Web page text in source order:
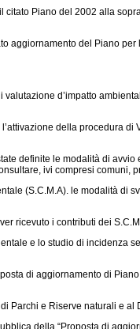
Piano del 2002 alla
aggiornamento del Piano
d’impatto
della procedura di
definite le modalità di
ivi compresi comuni,
(S.C.M.A). le modalità di
ricevuto i contributi dei
e lo studio di incidenza
di aggiornamento di
Parchi e Riserve naturali e al
della “Proposta di